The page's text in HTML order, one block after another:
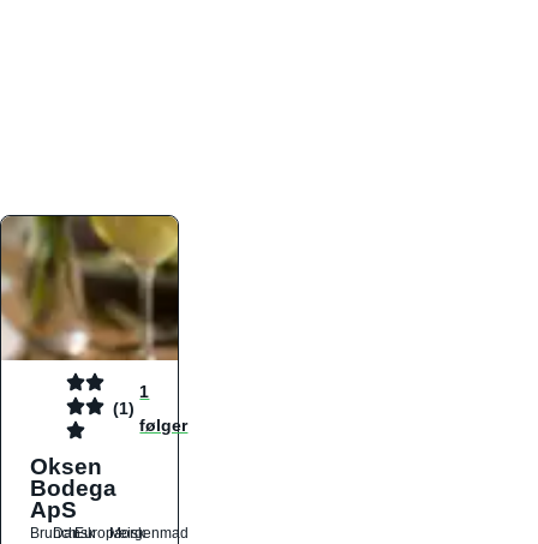
(1)
1
følger
Oksen
Bodega
ApS
Brunch
DanskEuropæiskMorgenmad